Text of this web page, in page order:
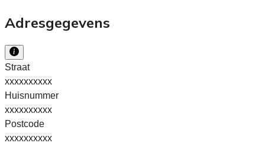
Adresgegevens
Straat
xxxxxxxxxx
Huisnummer
xxxxxxxxxx
Postcode
xxxxxxxxxx